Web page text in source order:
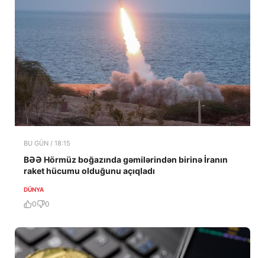
BU GÜN / 18:15
BƏƏ Hörmüz boğazında gəmilərindən birinə İranın
raket hücumu olduğunu açıqladı
DÜNYA
0 0